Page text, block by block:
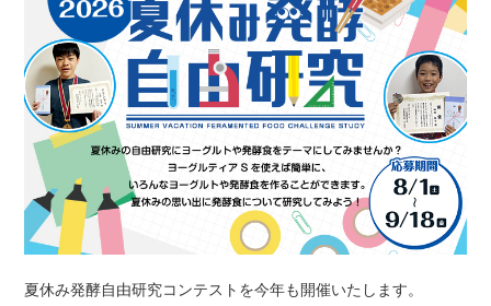
夏休み発酵自由研究コンテストを今年も開催いたします。